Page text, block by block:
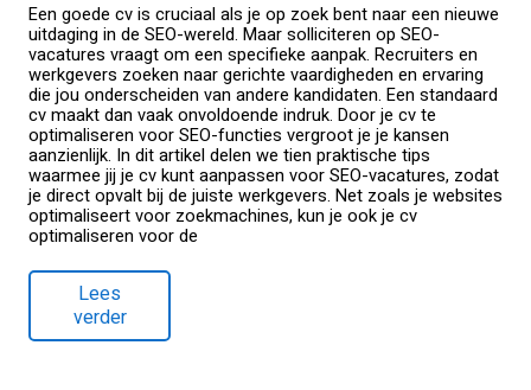
Een goede cv is cruciaal als je op zoek bent naar een nieuwe
uitdaging in de SEO-wereld. Maar solliciteren op SEO-
vacatures vraagt om een specifieke aanpak. Recruiters en
werkgevers zoeken naar gerichte vaardigheden en ervaring
die jou onderscheiden van andere kandidaten. Een standaard
cv maakt dan vaak onvoldoende indruk. Door je cv te
optimaliseren voor SEO-functies vergroot je je kansen
aanzienlijk. In dit artikel delen we tien praktische tips
waarmee jij je cv kunt aanpassen voor SEO-vacatures, zodat
je direct opvalt bij de juiste werkgevers. Net zoals je websites
optimaliseert voor zoekmachines, kun je ook je cv
optimaliseren voor de
Lees
verder